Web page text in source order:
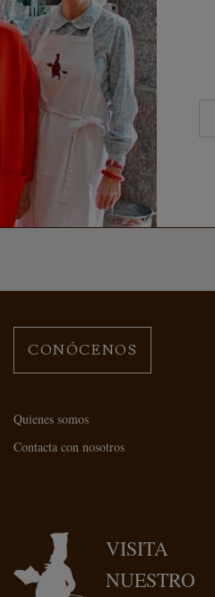
CONÓCENOS
Quienes somos
Contacta con nosotros
VISITA
NUESTRO